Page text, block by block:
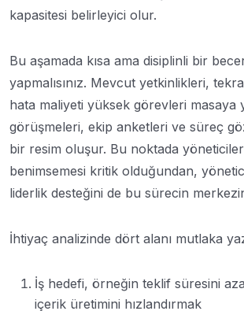
kapasitesi belirleyici olur.
Bu aşamada kısa ama disiplinli bir
yapmalısınız. Mevcut yetkinlikleri,
hata maliyeti yüksek görevleri masaya
görüşmeleri, ekip anketleri ve süreç
bir resim oluşur. Bu noktada
benimsemesi kritik olduğundan,
liderlik desteğini de bu sürecin
İhtiyaç analizinde dört alanı mutlaka
İş hedefi, örneğin teklif süresini
içerik üretimini hızlandırmak